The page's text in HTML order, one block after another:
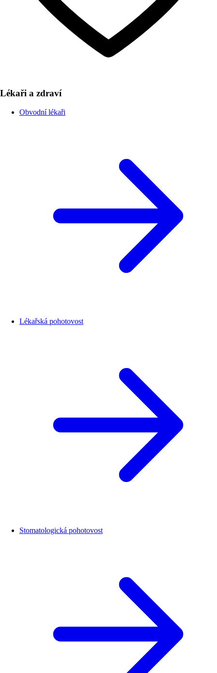
Lékaři a zdraví
Obvodní lékaři
Lékařská pohotovost
Stomatologická pohotovost